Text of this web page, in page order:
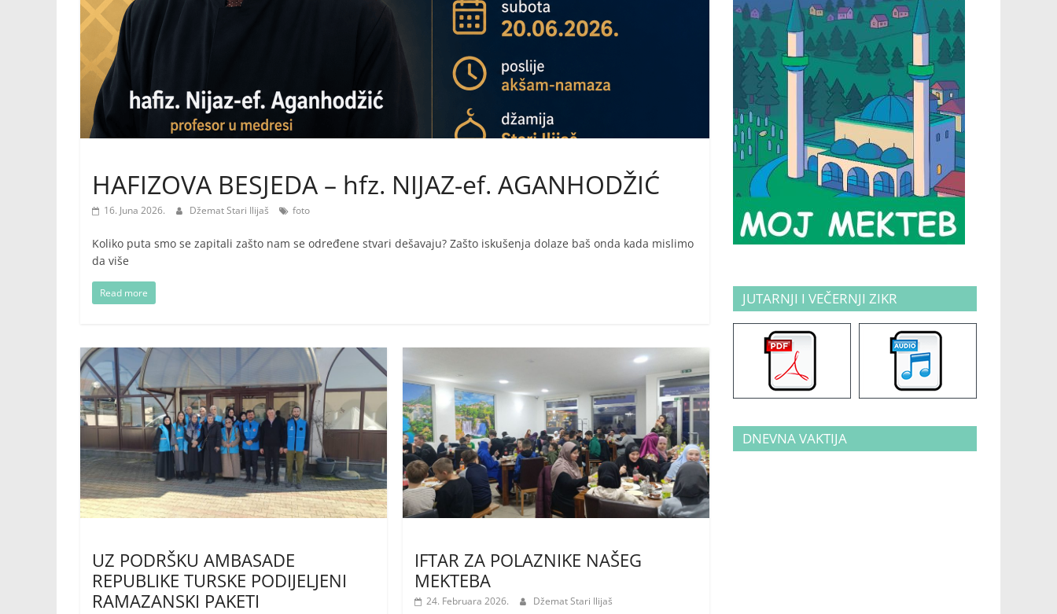
HAFIZOVA BESJEDA – hfz. NIJAZ-ef. AGANHODŽIĆ
16. Juna 2026. Džemat Stari Ilijaš foto
Koliko puta smo se zapitali zašto nam se određene stvari dešavaju? Zašto iskušenja dolaze baš onda kada mislimo
da više
Read more
UZ PODRŠKU AMBASADE
REPUBLIKE TURSKE PODIJELJENI
RAMAZANSKI PAKETI
IFTAR ZA POLAZNIKE NAŠEG
MEKTEBA
24. Februara 2026. Džemat Stari Ilijaš
JUTARNJI I VEČERNJI ZIKR
DNEVNA VAKTIJA